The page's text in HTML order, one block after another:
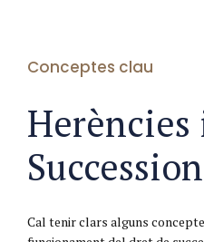
Conceptes clau
Herències
Cal tenir clars alguns